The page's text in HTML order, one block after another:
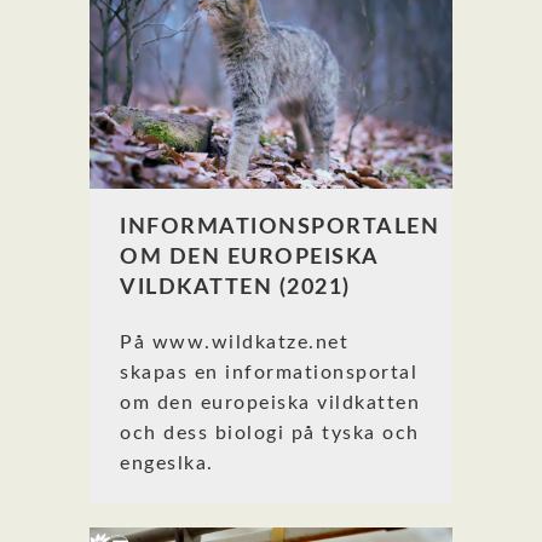
INFORMATIONSPORTALEN
OM DEN EUROPEISKA
VILDKATTEN (2021)
På www.wildkatze.net
skapas en informationsportal
om den europeiska vildkatten
och dess biologi på tyska och
engeslka.